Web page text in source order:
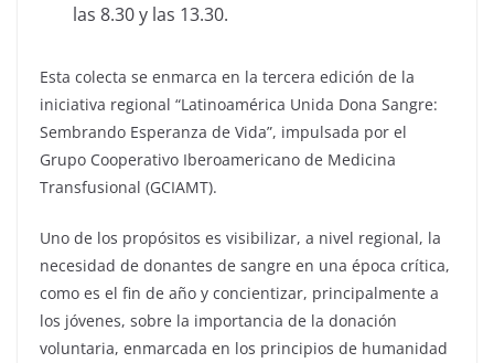
las 8.30 y las 13.30.
Esta colecta se enmarca en la tercera edición de la
iniciativa regional “Latinoamérica Unida Dona Sangre:
Sembrando Esperanza de Vida”, impulsada por el
Grupo Cooperativo Iberoamericano de Medicina
Transfusional (GCIAMT).
Uno de los propósitos es visibilizar, a nivel regional, la
necesidad de donantes de sangre en una época crítica,
como es el fin de año y concientizar, principalmente a
los jóvenes, sobre la importancia de la donación
voluntaria, enmarcada en los principios de humanidad